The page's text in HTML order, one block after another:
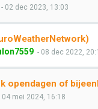
- 02 dec 2023, 13:03
- 08 dec 2022,
opendagen of
04 mei 2024, 16:18